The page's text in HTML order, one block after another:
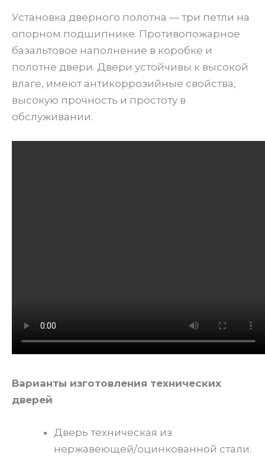
Установка дверного полотна — три петли на
опорном подшипнике. Противопожарное
базальтовое наполнение в коробке и
полотне двери. Двери устойчивы к высокой
влаге, имеют антикоррозийные свойства,
высокую прочность и простоту в
обслуживании.
Варианты изготовления технических
дверей
Дверь техническая из
нержавеющей/оцинкованной стали.